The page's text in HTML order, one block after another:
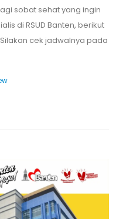
sobat sehat yang ingin
di RSUD Banten, berikut
cek jadwalnya pada